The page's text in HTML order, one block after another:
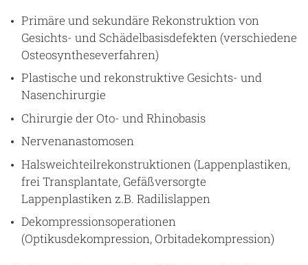
Primäre und sekundäre Rekonstruktion von
Gesichts- und Schädelbasisdefekten (verschiedene
Osteosyntheseverfahren)
Plastische und rekonstruktive Gesichts- und
Nasenchirurgie
Chirurgie der Oto- und Rhinobasis
Nervenanastomosen
Halsweichteilrekonstruktionen (Lappenplastiken,
frei Transplantate, Gefäßversorgte
Lappenplastiken z.B. Radilislappen
Dekompressionsoperationen
(Optikusdekompression, Orbitadekompression)